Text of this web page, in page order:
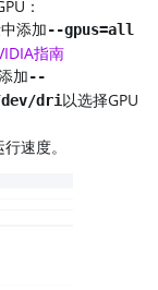
：
添加--gpus=all
指南
加--
dri以选择GPU
速度。